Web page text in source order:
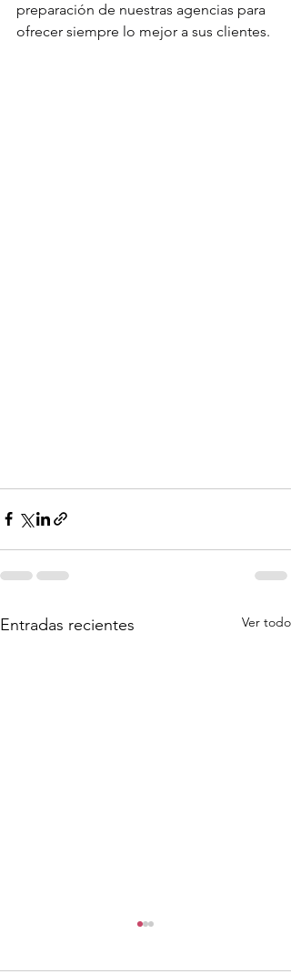
preparación de nuestras agencias para
ofrecer siempre lo mejor a sus clientes.
Entradas recientes Ver todo